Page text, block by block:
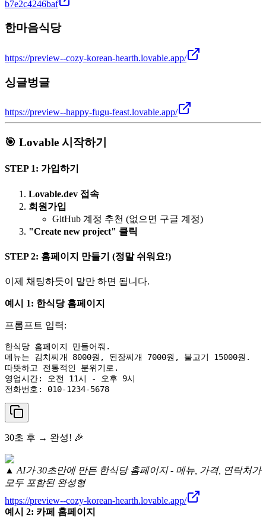
b7e2c4246baf
한마음식당
https://preview--cozy-korean-hearth.lovable.app/
싱글벙글
https://preview--happy-fugu-feast.lovable.app/
🎯 Lovable 시작하기
STEP 1: 가입하기
Lovable.dev 접속
회원가입
GitHub 계정 추천 (없으면 구글 계정)
"Create new project" 클릭
STEP 2: 홈페이지 만들기 (정말 쉬워요!)
이제 채팅하듯이 말만 하면 됩니다.
예시 1: 한식당 홈페이지
프롬프트 입력:
한식당 홈페이지 만들어줘.
메뉴는 김치찌개 8000원, 된장찌개 7000원, 불고기 15000원.
따뜻하고 전통적인 분위기로.
영업시간: 오전 11시 - 오후 9시
30초 후 → 완성! 🎉
▲ AI가 30초만에 만든 한식당 홈페이지 - 메뉴, 가격, 연락처가
모두 포함된 완성형
https://preview--cozy-korean-hearth.lovable.app/
예시 2: 카페 홈페이지